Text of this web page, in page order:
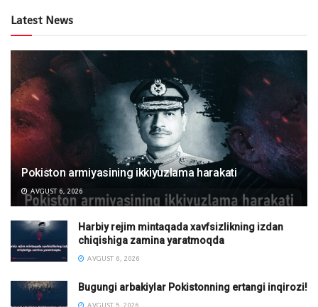
Latest News
Pokiston armiyasining ikkiyuzlama harakati
AVGUST 6, 2026
Harbiy rejim mintaqada xavfsizlikning izdan
chiqishiga zamina yaratmoqda
AVGUST 6, 2026
Bugungi arbakiylar Pokistonning ertangi inqirozi!